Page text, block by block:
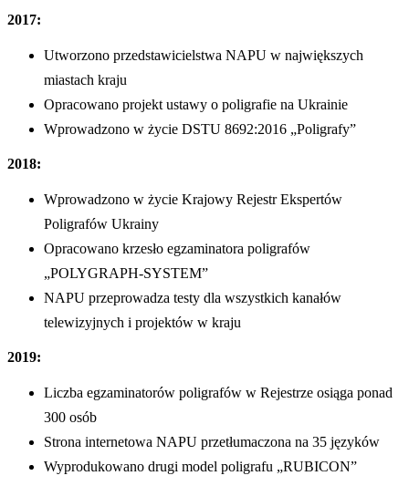
2017:
Utworzono przedstawicielstwa NAPU w największych
miastach kraju
Opracowano projekt ustawy o poligrafie na Ukrainie
Wprowadzono w życie DSTU 8692:2016 „Poligrafy”
2018:
Wprowadzono w życie Krajowy Rejestr Ekspertów
Poligrafów Ukrainy
Opracowano krzesło egzaminatora poligrafów
„POLYGRAPH-SYSTEM”
NAPU przeprowadza testy dla wszystkich kanałów
telewizyjnych i projektów w kraju
2019:
Liczba egzaminatorów poligrafów w Rejestrze osiąga ponad
300 osób
Strona internetowa NAPU przetłumaczona na 35 języków
Wyprodukowano drugi model poligrafu „RUBICON”